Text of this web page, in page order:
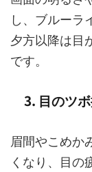
し、ブルーラ
夕方以降は目
です。
3. 目のツ
眉間やこめか
くなり、目の